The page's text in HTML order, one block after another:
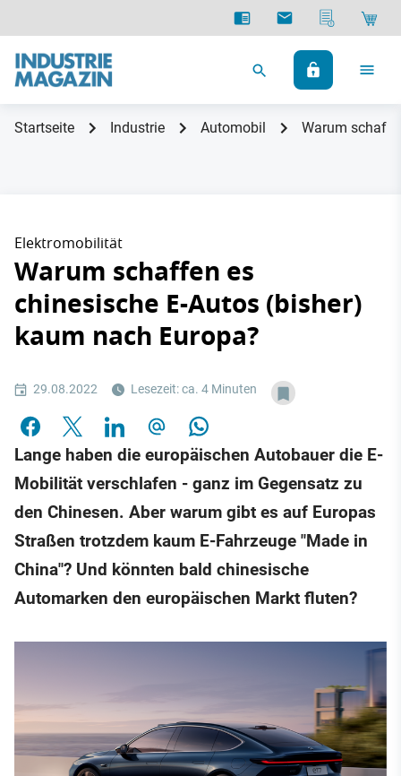
Startseite Industrie Automobil Warum
Elektromobilität
Warum schaffen es
chinesische E-Autos (bisher)
kaum nach Europa?
29.08.2022 Lesezeit: ca. 4 Minuten
Lange haben die europäischen Autobauer die E-
Mobilität verschlafen - ganz im Gegensatz zu
den Chinesen. Aber warum gibt es auf Europas
Straßen trotzdem kaum E-Fahrzeuge "Made in
China"? Und könnten bald chinesische
Automarken den europäischen Markt fluten?